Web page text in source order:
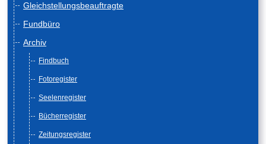
Gleichstellungsbeauftragte
Fundbüro
Archiv
Findbuch
Fotoregister
Seelenregister
Bücherregister
Zeitungsregister